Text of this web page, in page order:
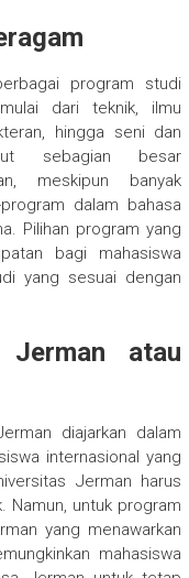
program studi
dari teknik, ilmu
hingga seni dan
sebagian besar
meskipun banyak
dalam bahasa
Pilihan program yang
bagi mahasiswa
yang sesuai dengan
Jerman atau
diajarkan dalam
internasional yang
Jerman harus
Namun, untuk program
yang menawarkan
mahasiswa